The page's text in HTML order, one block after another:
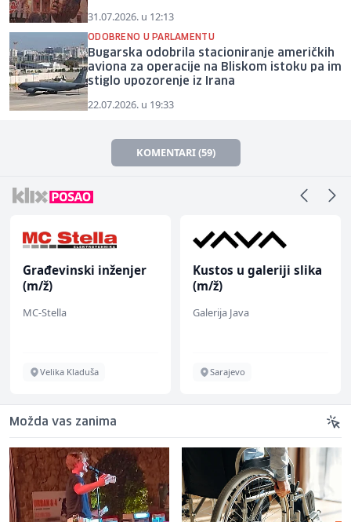
31.07.2026. u 12:13
ODOBRENO U PARLAMENTU
Bugarska odobrila stacioniranje američkih
aviona za operacije na Bliskom istoku pa im
stiglo upozorenje iz Irana
22.07.2026. u 19:33
KOMENTARI (59)
Građevinski inženjer
(m/ž)
MC-Stella
Velika Kladuša
Kustos u galeriji slika
(m/ž)
Galerija Java
Sarajevo
Možda vas zanima